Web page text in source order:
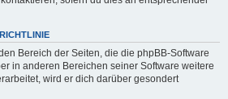
Bereich der Seiten, die die phpBB-Software
in anderen Bereichen seiner Software weitere
wird er dich darüber gesondert